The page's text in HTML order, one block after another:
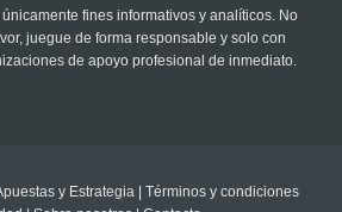
fines informativos y analíticos. No
juegue de forma responsable y solo con
de apoyo profesional de inmediato.
y Estrategia
Términos y condiciones